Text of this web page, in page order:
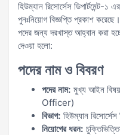
হিউম্যান রিসোর্সেস ডিপার্টমেন্ট-
পুনঃনিয়োগ বিজ্ঞপ্তি প্রকাশ
পদের জন্য দরখাস্ত আহ্বান করা
দেওয়া হলো:
পদের নাম ও বিবরণ
পদের নাম: মুখ্য আইন
Officer)
বিভাগ: হিউম্যান রিসোর্সেস
নিয়োগের ধরন: